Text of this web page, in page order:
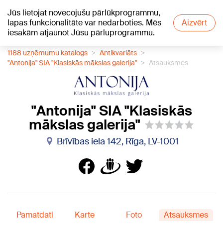
Jūs lietojat novecojušu pārlūkprogrammu,
lapas funkcionalitāte var nedarboties. Mēs
iesakām atjaunot Jūsu pārluprogrammu.
Aizvērt
+15°C
1188 uzņēmumu katalogs
Antikvariāts
"Antonija" SIA "Klasiskās mākslas galerija"
Atsauksmes
"Antonija" SIA "Klasiskās
mākslas galerija"
Brīvības iela 142, Rīga, LV-1001
Pamatdati Karte Foto Atsauksmes